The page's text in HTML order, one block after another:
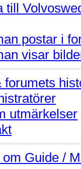
till
postar i
visar
forumets
utmärkelser
Guide /